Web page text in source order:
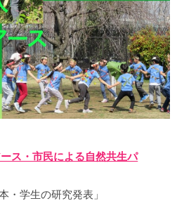
ス・市民による自然共生パ
・学生の研究発表」